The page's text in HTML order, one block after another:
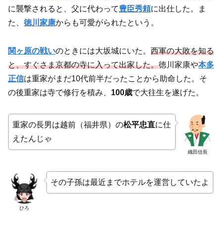
に襲撃されると、父に代わって豊臣秀頼に出仕した。ま
た、 徳川家康からも可愛がられたという。
関ヶ原の戦いのときには大坂城にいた。 西軍の大敗を知る
と、すぐさま京都の寺に入って出家した。徳川家康や本多
正信は重家がまだ10代前半だったことから助命した。そ
の後重家は寺で修行を積み、 100歳で大往生を遂げた。
織田信長
重家の長男は越前（福井県）の松平忠直に仕
えたんじゃ
ひろ
その子孫は最近までホテルを運営していたよ